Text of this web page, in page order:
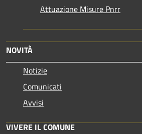
Attuazione Misure Pnrr
NOVITÀ
Notizie
Comunicati
Avvisi
VIVERE IL COMUNE